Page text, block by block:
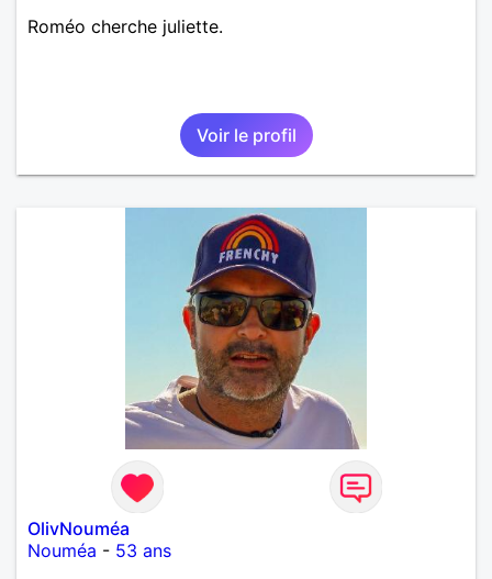
Roméo cherche juliette.
Voir le profil
OlivNouméa
Nouméa - 53 ans